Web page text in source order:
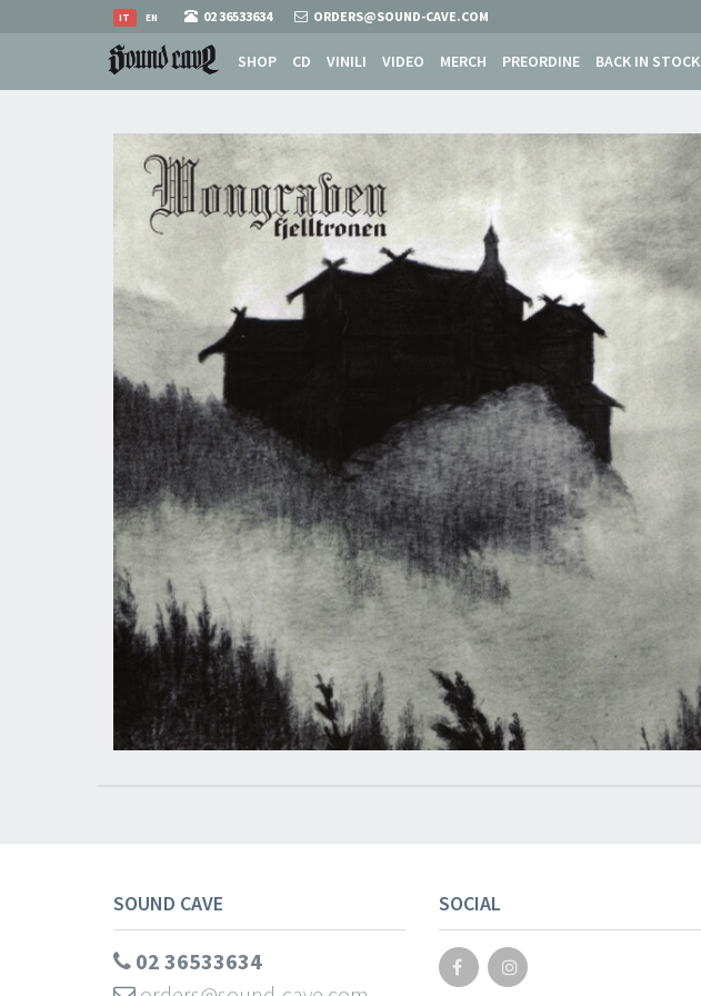
EN
IT 02 36533634 ORDERS@SOUND-CAVE.COM
SHOP CD VINILI VIDEO MERCH PREORDINE BACK IN STOCK
SOUND CAVE
02 36533634
SOCIAL